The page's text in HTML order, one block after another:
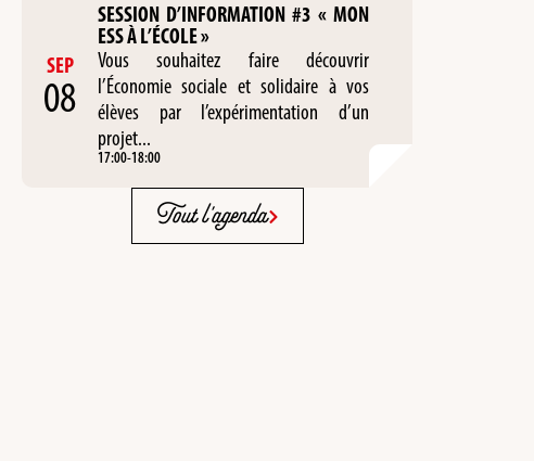
SEP
08
SESSION D’INFORMATION #3 « MON
ESS À L’ÉCOLE »
Vous souhaitez faire découvrir
l’Économie sociale et solidaire à vos
élèves par l’expérimentation d’un
projet...
17:00-18:00
Tout l'agenda